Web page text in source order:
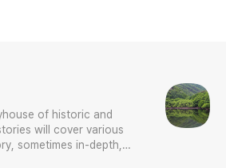
of historic and
will cover various
sometimes in-depth,